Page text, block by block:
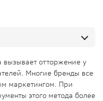
вызывает отторжение у
Многие бренды все
маркетингом. При
этого метода более